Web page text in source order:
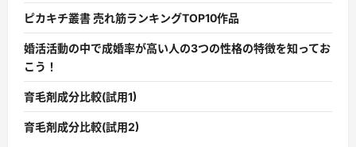
ピカキチ叢書 売れ筋ランキングTOP10作品
婚活活動の中で成婚率が高い人の3つの性格の特徴を知ってお
こう！
育毛剤成分比較(試用1)
育毛剤成分比較(試用2)